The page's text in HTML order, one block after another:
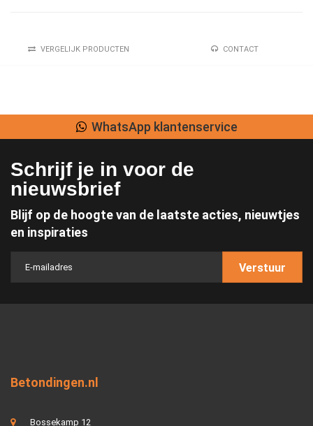
VERGELIJK PRODUCTEN CONTACT
WhatsApp klantenservice
Schrijf je in voor de
nieuwsbrief
Blijf op de hoogte van de laatste acties, nieuwtjes
en inspiraties
Verstuur
Betondingen.nl
Bossekamp 12